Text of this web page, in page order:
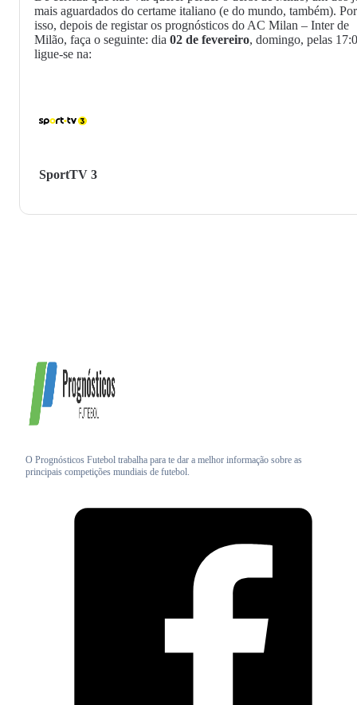
mais aguardados do certame italiano (e do mundo, também). Por
isso, depois de registar os prognósticos do AC Milan – Inter de
Milão, faça o seguinte: dia 02 de fevereiro, domingo, pelas
ligue-se na:
SportTV 3
O Prognósticos Futebol trabalha para te dar a melhor informação sobre as
principais competições mundiais de futebol.